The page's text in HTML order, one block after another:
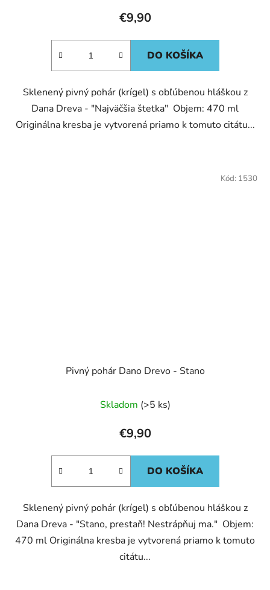
€9,90
DO KOŠÍKA
Sklenený pivný pohár (krígel) s obľúbenou hláškou z
Dana Dreva - "Najväčšia štetka" Objem: 470 ml
Originálna kresba je vytvorená priamo k tomuto citátu...
Pivný pohár Dano Drevo - Stano
Skladom (>5 ks)
€9,90
DO KOŠÍKA
Sklenený pivný pohár (krígel) s obľúbenou hláškou z
Dana Dreva - "Stano, prestaň! Nestrápňuj ma." Objem:
470 ml Originálna kresba je vytvorená priamo k tomuto
citátu...
Kód: 1530